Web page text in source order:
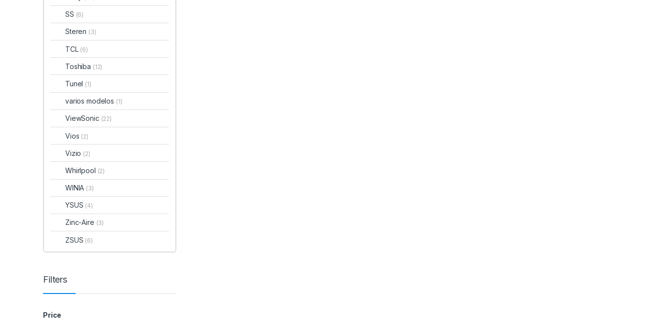
SS (6)
Steren (3)
TCL (6)
Toshiba (12)
Tunel (1)
varios modelos (1)
ViewSonic (22)
Vios (2)
Vizio (2)
Whirlpool (2)
WINIA (3)
YSUS (4)
Zinc-Aire (3)
ZSUS (6)
Filters
Price